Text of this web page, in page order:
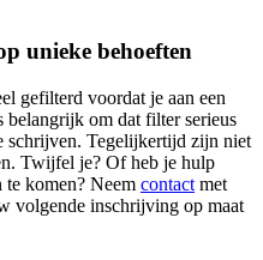
unieke behoeften
gefilterd voordat je aan een
belangrijk om dat filter serieus
schrijven. Tegelijkertijd zijn niet
Twijfel je? Of heb je hulp
te komen? Neem contact met
volgende inschrijving op maat